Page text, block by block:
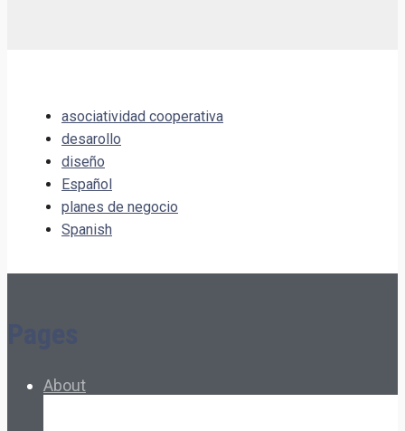
asociatividad cooperativa
desarollo
diseño
Español
planes de negocio
Spanish
About